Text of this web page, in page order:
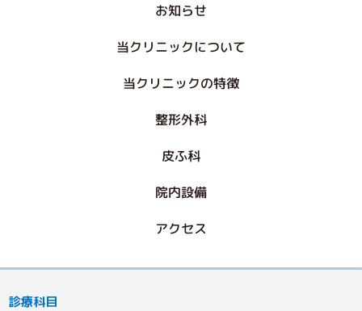
お知らせ
当クリニックについて
当クリニックの特徴
整形外科
皮ふ科
院内設備
アクセス
診療科目